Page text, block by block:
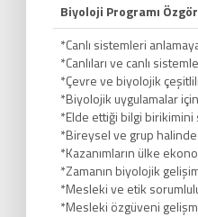
Biyoloji Programı
*Canlı sistemleri
*Canlıları ve canlı
*Çevre ve biyolojik
*Biyolojik uygulamalar
*Elde ettiği bilgi
*Bireysel ve grup
*Kazanımların ülke
*Zamanın biyolojik
*Mesleki ve etik
*Mesleki özgüveni